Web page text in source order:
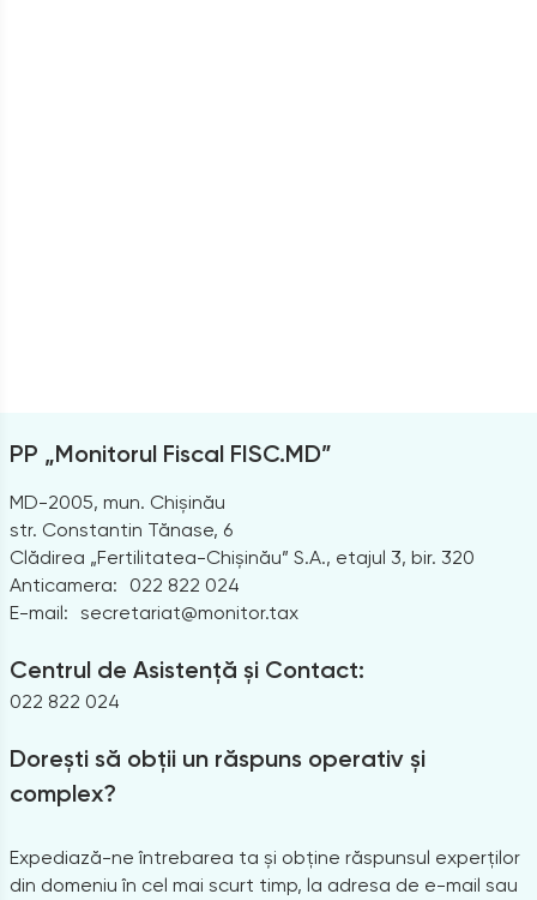
PP „Monitorul Fiscal FISC.MD”
MD-2005, mun. Chișinău
str. Constantin Tănase, 6
Clădirea „Fertilitatea-Chișinău” S.A., etajul 3, bir. 320
Anticamera:
022 822 024
E-mail: secretariat@monitor.tax
Centrul de Asistență și Contact:
022 822 024
Dorești să obții un răspuns operativ și
complex?
Expediază-ne întrebarea ta și obține răspunsul experților
din domeniu în cel mai scurt timp, la adresa de e-mail sau